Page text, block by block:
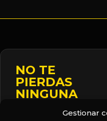
Gestionar
NO TE
PIERDAS
NINGUNA
Mantente informado